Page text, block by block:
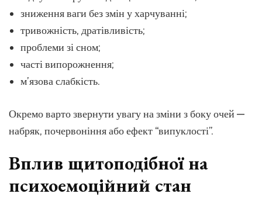
зниження ваги без змін у харчуванні;
тривожність, дратівливість;
проблеми зі сном;
часті випорожнення;
м’язова слабкість.
Окремо варто звернути увагу на зміни з боку очей —
набряк, почервоніння або ефект “випуклості”.
Вплив щитоподібної на
психоемоційний стан